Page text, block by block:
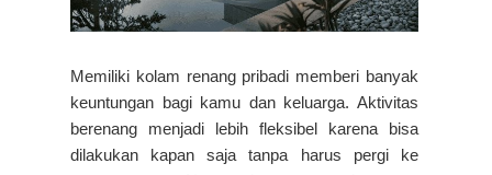
Memiliki kolam renang pribadi memberi banyak
keuntungan bagi kamu dan keluarga. Aktivitas
berenang menjadi lebih fleksibel karena bisa
dilakukan kapan saja tanpa harus pergi ke